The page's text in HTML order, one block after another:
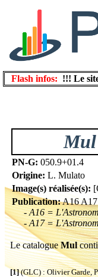
Flash infos: !!! Le
PN-G: 050.9+01.4
Origine: L. Mulato
Image(s) réalisée(s):
Publication:A16 A17
- A16 =
- A17 =
Le catalogueMul
[1](GLC) : Olivier Garde,